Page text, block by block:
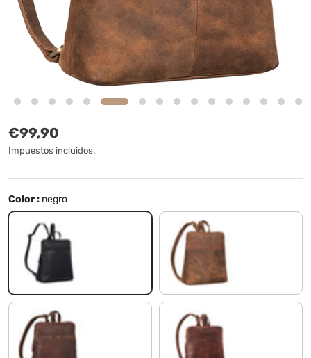
Precio normal
€99,90
Impuestos incluidos.
Color : negro
negro avani - marrón
sapelli - marrón ambra - coñac